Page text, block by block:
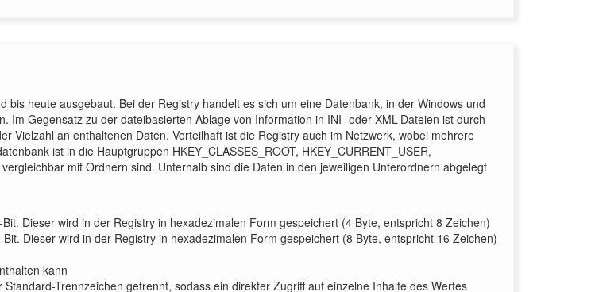
heute ausgebaut. Bei der Registry handelt es sich um eine Datenbank, in der Windows und
Gegensatz zu der dateibasierten Ablage von Information in INI- oder XML-Dateien ist durch
Vielzahl an enthaltenen Daten. Vorteilhaft ist die Registry auch im Netzwerk, wobei mehrere
ist in die Hauptgruppen HKEY_CLASSES_ROOT, HKEY_CURRENT_USER,
mit Ordnern sind. Unterhalb sind die Daten in den jeweiligen Unterordnern abgelegt
Dieser wird in der Registry in hexadezimalen Form gespeichert (4 Byte, entspricht 8 Zeichen)
Dieser wird in der Registry in hexadezimalen Form gespeichert (8 Byte, entspricht 16 Zeichen)
kann
Trennzeichen getrennt, sodass ein direkter Zugriff auf einzelne Inhalte des Wertes